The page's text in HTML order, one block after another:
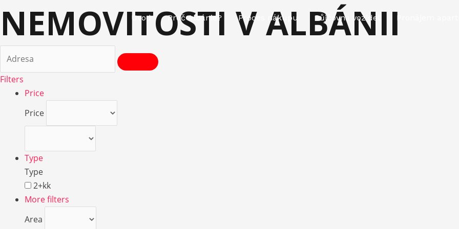
na
obsah
Úvod Proč Albánie? Proces nákupu Půjčovna vozidel Pronájem
NEMOVITOSTI V ALBÁNII
Filters
Price
Price
Type
Type
2+kk
More filters
Area